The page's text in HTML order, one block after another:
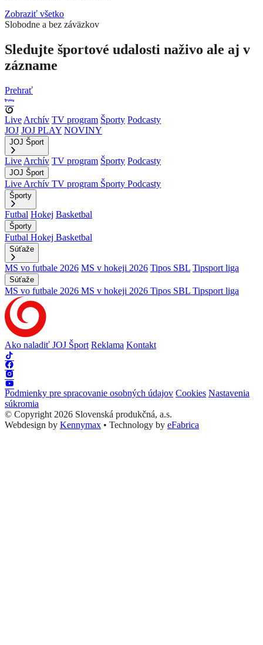
Zobraziť všetko
Slobodne a bez záväzkov
Sledujte športové udalosti naživo ale aj v
zázname
Prehrať
Live Archív TV program Športy Podcasty
JOJ JOJ PLAY NOVINY
JOJ Šport
Live Archív TV program Športy Podcasty
JOJ Šport
Live Archív TV program Športy Podcasty
Športy
Futbal Hokej Basketbal
Športy
Futbal Hokej Basketbal
Súťaže
MS vo futbale 2026 MS v hokeji 2026 Tipos SBL Tipsport liga
Súťaže
MS vo futbale 2026 MS v hokeji 2026 Tipos SBL Tipsport liga
Ako naladiť JOJ Šport Reklama Kontakt
Podmienky pre spracovanie osobných údajov Cookies Nastavenia
súkromia
© Copyright 2026 Slovenská produkčná, a.s.
Webdesign by Kennymax • Technology by eFabrica